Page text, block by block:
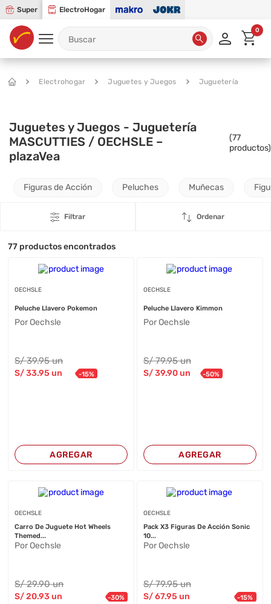
Super ElectroHogar
0
Electrohogar Juguetes y Juegos Juguetería
Juguetes y Juegos - Juguetería
MASCUTTIES / OECHSLE –
plazaVea
(77
productos)
Figuras de Acción Peluches Muñecas
Filtrar Ordenar
77 productos encontrados
OECHSLE
Peluche Llavero Pokemon
Por Oechsle
S/39.95 un
S/33.95 un -15%
AGREGAR
OECHSLE
Peluche Llavero Kimmon
Por Oechsle
S/79.95 un
S/39.90un -50%
AGREGAR
OECHSLE
Carro De Juguete Hot Wheels
Themed...
Por Oechsle
S/29.90 un
S/20.93 un -30%
OECHSLE
Pack X3 Figuras De Acción Sonic
10...
Por Oechsle
S/79.95 un
S/67.95 un -15%